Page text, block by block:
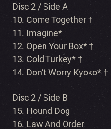
Disc 2 / Side A
10. Come Together †
11. Imagine*
12. Open Your Box* †
13. Cold Turkey* †
14. Don’t Worry Kyoko* †
Disc 2 / Side B
15. Hound Dog
16. Law And Order